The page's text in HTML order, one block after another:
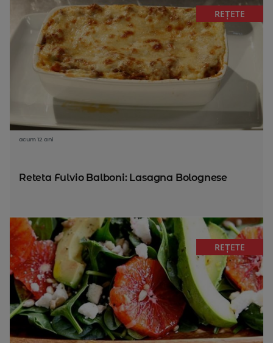
REȚETE
acum 12 ani
Reteta Fulvio Balboni: Lasagna Bolognese
REȚETE